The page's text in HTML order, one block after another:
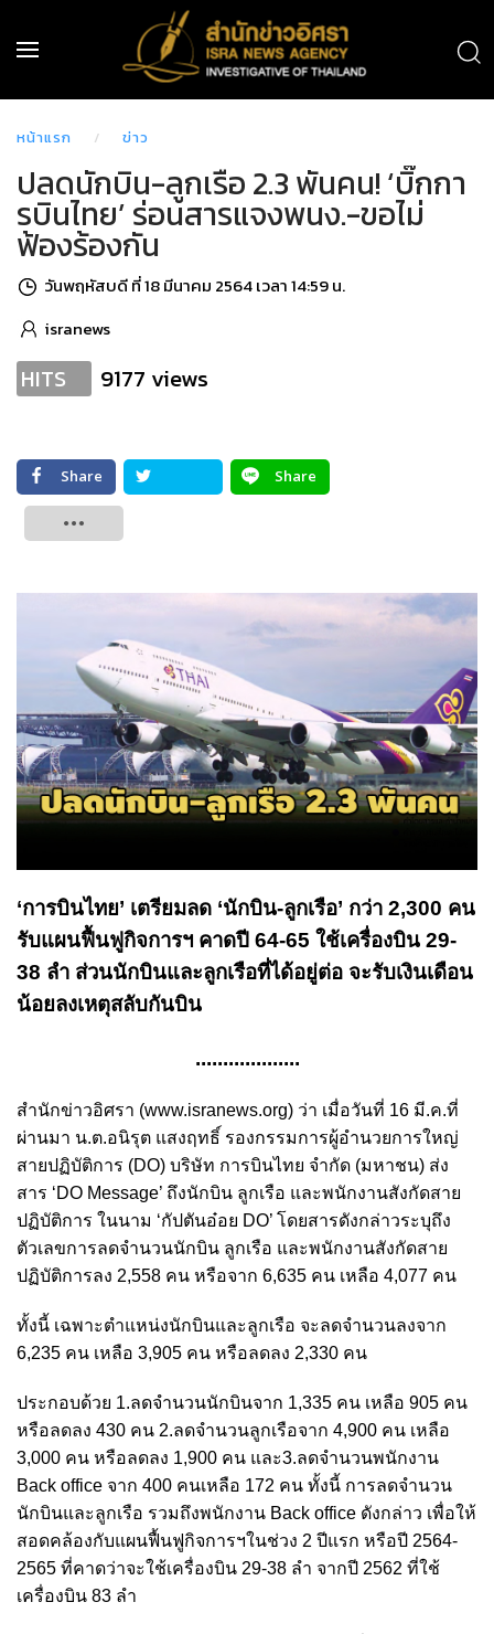
หน้าแรก ข่าว
ปลดนักบิน-ลูกเรือ 2.3 พันคน! ‘บิ๊กกา
รบินไทย’ ร่อนสารแจงพนง.-ขอไม่
ฟ้องร้องกัน
วันพฤหัสบดี ที่ 18 มีนาคม 2564 เวลา 14:59 น.
isranews
HITS 9177 views
Share
Share
‘การบินไทย’ เตรียมลด ‘นักบิน-ลูกเรือ’ กว่า 2,300 คน
รับแผนฟื้นฟูกิจการฯ คาดปี 64-65 ใช้เครื่องบิน 29-
38 ลำ ส่วนนักบินและลูกเรือที่ได้อยู่ต่อ จะรับเงินเดือน
น้อยลงเหตุสลับกันบิน
...................
สำนักข่าวอิศรา (www.isranews.org) ว่า เมื่อวันที่ 16 มี.ค.ที่
ผ่านมา น.ต.อนิรุต แสงฤทธิ์ รองกรรมการผู้อำนวยการใหญ่
สายปฏิบัติการ (DO) บริษัท การบินไทย จำกัด (มหาชน) ส่ง
สาร ‘DO Message’ ถึงนักบิน ลูกเรือ และพนักงานสังกัดสาย
ปฏิบัติการ ในนาม ‘กัปตันอ๋อย DO’ โดยสารดังกล่าวระบุถึง
ตัวเลขการลดจำนวนนักบิน ลูกเรือ และพนักงานสังกัดสาย
ปฏิบัติการลง 2,558 คน หรือจาก 6,635 คน เหลือ 4,077 คน
ทั้งนี้ เฉพาะตำแหน่งนักบินและลูกเรือ จะลดจำนวนลงจาก
6,235 คน เหลือ 3,905 คน หรือลดลง 2,330 คน
ประกอบด้วย 1.ลดจำนวนนักบินจาก 1,335 คน เหลือ 905 คน
หรือลดลง 430 คน 2.ลดจำนวนลูกเรือจาก 4,900 คน เหลือ
3,000 คน หรือลดลง 1,900 คน และ3.ลดจำนวนพนักงาน
Back office จาก 400 คนเหลือ 172 คน ทั้งนี้ การลดจำนวน
นักบินและลูกเรือ รวมถึงพนักงาน Back office ดังกล่าว เพื่อให้
สอดคล้องกับแผนฟื้นฟูกิจการฯในช่วง 2 ปีแรก หรือปี 2564-
2565 ที่คาดว่าจะใช้เครื่องบิน 29-38 ลำ จากปี 2562 ที่ใช้
เครื่องบิน 83 ลำ